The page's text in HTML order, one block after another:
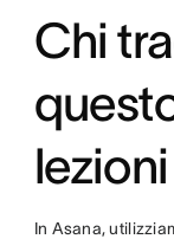
Chi
In Asana,